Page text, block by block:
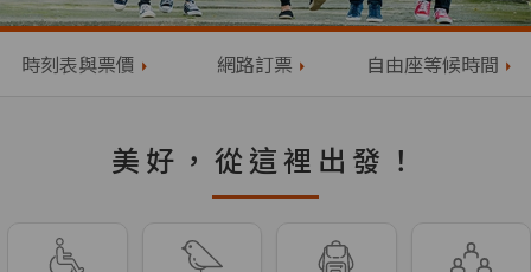
時刻表與票價 網路訂票 自由座等候時間
美好，從這裡出發！